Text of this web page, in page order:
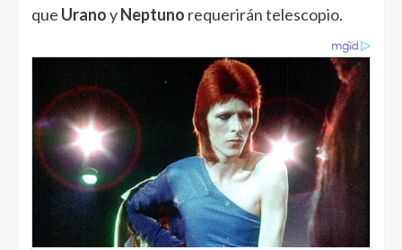
que UranoyNeptuno requerirán telescopio.